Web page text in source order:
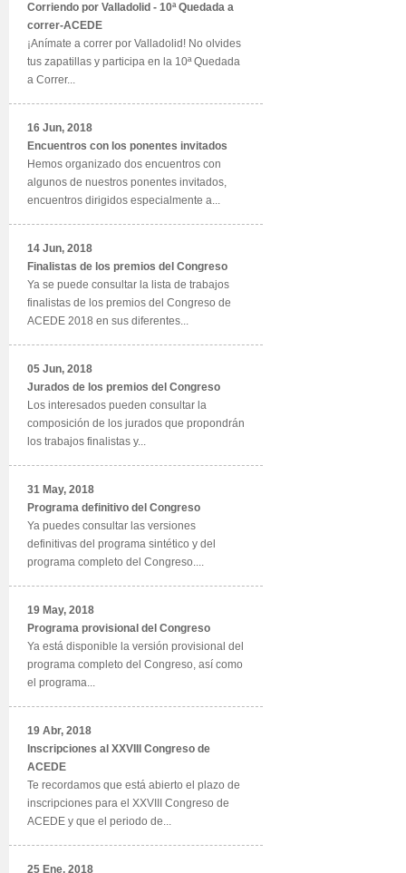
Corriendo por Valladolid - 10ª Quedada a
correr-ACEDE
¡Anímate a correr por Valladolid! No olvides
tus zapatillas y participa en la 10ª Quedada
a Correr...
16 Jun, 2018
Encuentros con los ponentes invitados
Hemos organizado dos encuentros con
algunos de nuestros ponentes invitados,
encuentros dirigidos especialmente a...
14 Jun, 2018
Finalistas de los premios del Congreso
Ya se puede consultar la lista de trabajos
finalistas de los premios del Congreso de
ACEDE 2018 en sus diferentes...
05 Jun, 2018
Jurados de los premios del Congreso
Los interesados pueden consultar la
composición de los jurados que propondrán
los trabajos finalistas y...
31 May, 2018
Programa definitivo del Congreso
Ya puedes consultar las versiones
definitivas del programa sintético y del
programa completo del Congreso....
19 May, 2018
Programa provisional del Congreso
Ya está disponible la versión provisional del
programa completo del Congreso, así como
el programa...
19 Abr, 2018
Inscripciones al XXVIII Congreso de
ACEDE
Te recordamos que está abierto el plazo de
inscripciones para el XXVIII Congreso de
ACEDE y que el periodo de...
25 Ene, 2018